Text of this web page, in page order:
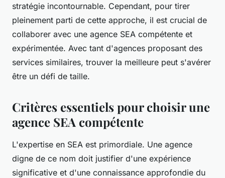
stratégie incontournable. Cependant, pour tirer
pleinement parti de cette approche, il est crucial de
collaborer avec une agence SEA compétente et
expérimentée. Avec tant d'agences proposant des
services similaires, trouver la meilleure peut s'avérer
être un défi de taille.
Critères essentiels pour choisir une
agence SEA compétente
L'expertise en SEA est primordiale. Une agence
digne de ce nom doit justifier d'une expérience
significative et d'une connaissance approfondie du